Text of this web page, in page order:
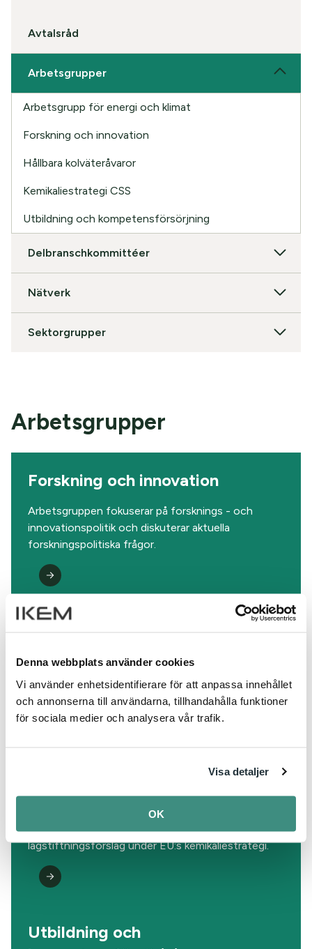
Denna webbplats använder cookies
Vi använder enhetsidentifierare för att anpassa innehållet
och annonserna till användarna, tillhandahålla funktioner
för sociala medier och analysera vår trafik.
Visa detaljer
OK
Avtalsråd
Arbetsgrupper
Arbetsgrupp för energi och klimat
Forskning och innovation
Hållbara kolväteråvaror
Kemikaliestrategi CSS
Utbildning och kompetensförsörjning
Delbranschkommittéer
Nätverk
Sektorgrupper
Arbetsgrupper
Forskning och innovation
Arbetsgruppen fokuserar på forsknings - och
innovationspolitik och diskuterar aktuella
forskningspolitiska frågor.
Arbetsgruppen hanterar frågor som rör
råvaruförsörjningen av kolväteråvaror. Det kan
handla om både förslag som kommer från nationella
initiativ och lagstiftningsförslag från EU.
Kemikaliestrategi CSS
Arbetsgruppen fokuserar på pågående
lagstiftningsförslag under EU:s kemikaliestrategi.
Utbildning och